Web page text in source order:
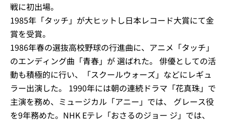
戦に初出場。
1985年「タッチ」が大ヒットし日本レコード大賞にて金
賞を受賞。
1986年春の選抜高校野球の行進曲に、アニメ「タッチ」
のエンディング曲「青春」が 選ばれた。 俳優としての活
動も積極的に行い、「スクールウォーズ」などにレギュ
ラー出演した。 1990年には朝の連続ドラマ「花真珠」で
主演を務め、ミュージカル「アニー」では、 グレース役
を9年務めた。NHK Eテレ「おさるのジョー ジ」では、